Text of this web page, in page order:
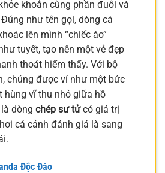
khoắn cùng phần đuôi và
như tên gọi, dòng cá
lên mình “chiếc áo”
tuyết, tạo nên một vẻ đẹp
thoát hiếm thấy. Với bộ
chúng được ví như một bức
hùng vĩ thu nhỏ giữa hồ
dòng chép sư tửcó giá trị
cá cảnh đánh giá là sang
Độc Đáo